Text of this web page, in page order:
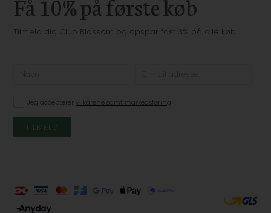
Få 10% på første køb
Tilmeld dig Club Blossom og opspar fast 3% på alle køb
Jeg accepterervilkårene samt markedsføring